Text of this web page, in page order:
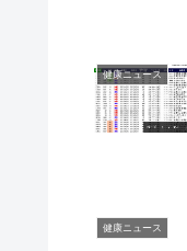
健康ニュース
健康ニュース